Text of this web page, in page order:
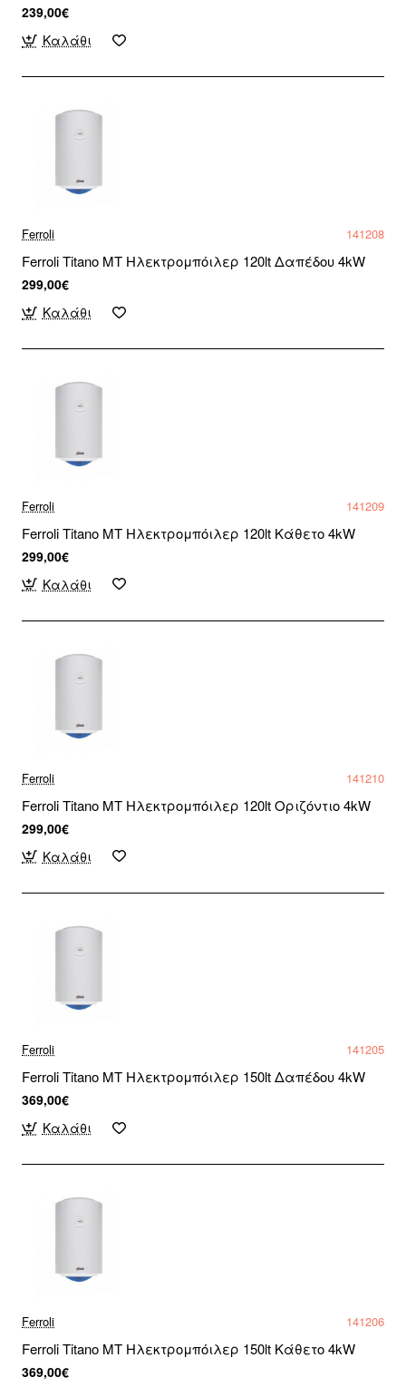
239,00€
Καλάθι
Ferroli 141208
Ferroli Titano MT Ηλεκτρομπόιλερ 120lt Δαπέδου 4kW
299,00€
Καλάθι
Ferroli 141209
Ferroli Titano MT Ηλεκτρομπόιλερ 120lt Κάθετο 4kW
299,00€
Καλάθι
Ferroli 141210
Ferroli Titano MT Ηλεκτρομπόιλερ 120lt Οριζόντιο 4kW
299,00€
Καλάθι
Ferroli 141205
Ferroli Titano MT Ηλεκτρομπόιλερ 150lt Δαπέδου 4kW
369,00€
Καλάθι
Ferroli 141206
Ferroli Titano MT Ηλεκτρομπόιλερ 150lt Κάθετο 4kW
369,00€